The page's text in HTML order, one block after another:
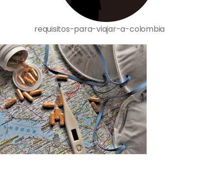
requisitos-para-viajar-a-colombia